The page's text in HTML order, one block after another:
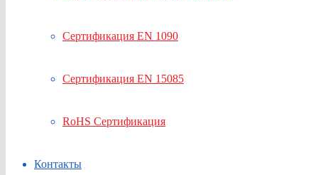
Сертификация EN 1090
Сертификация EN 15085
RoHS Сертификация
Контакты